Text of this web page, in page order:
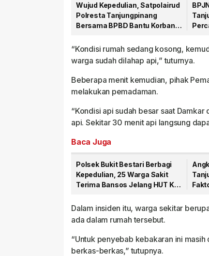
Wujud Kepedulian, Satpolairud
Polresta Tanjungpinang
Bersama BPBD Bantu Korban
“Kondisi rumah sedang kosong,
warga sudah dilahap api,” tuturnya.
Beberapa menit kemudian, pihak
melakukan pemadaman.
“Kondisi api sudah besar saat
api. Sekitar 30 menit api langsung
Baca Juga
Polsek Bukit Bestari Berbagi
Kepedulian, 25 Warga Sakit
Terima Bansos Jelang HUT Ke-
Dalam insiden itu, warga sekitar
ada dalam rumah tersebut.
“Untuk penyebab kebakaran ini
berkas-berkas,” tutupnya.